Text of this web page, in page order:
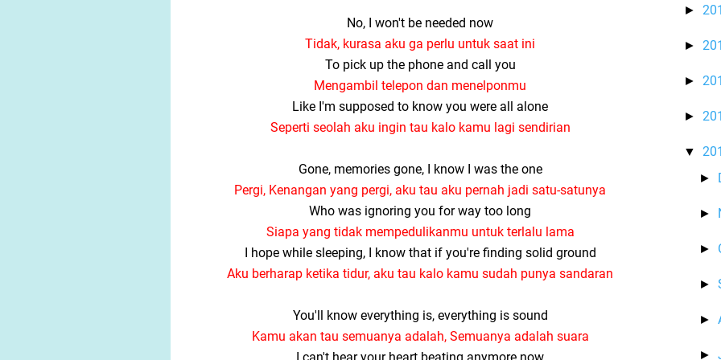
No, I won't be needed now
Tidak, kurasa aku ga perlu untuk saat ini
To pick up the phone and call you
Mengambil telepon dan menelponmu
Like I'm supposed to know you were all alone
Seperti seolah aku ingin tau kalo kamu lagi sendirian
Gone, memories gone, I know I was the one
Pergi, Kenangan yang pergi, aku tau aku pernah jadi satu-satunya
Who was ignoring you for way too long
Siapa yang tidak mempedulikanmu untuk terlalu lama
I hope while sleeping, I know that if you're finding solid ground
Aku berharap ketika tidur, aku tau kalo kamu sudah punya sandaran
You'll know everything is, everything is sound
Kamu akan tau semuanya adalah, Semuanya adalah suara
►
►
►
►
▼
►
►
►
►
►
►